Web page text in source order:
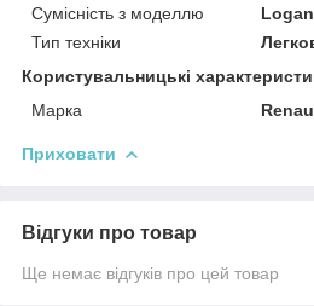
Сумісність з моделлю
Logan
Тип техніки
Користувальницькі
Марка
Приховати
Відгуки про товар
Ще немає відгуків про цей товар